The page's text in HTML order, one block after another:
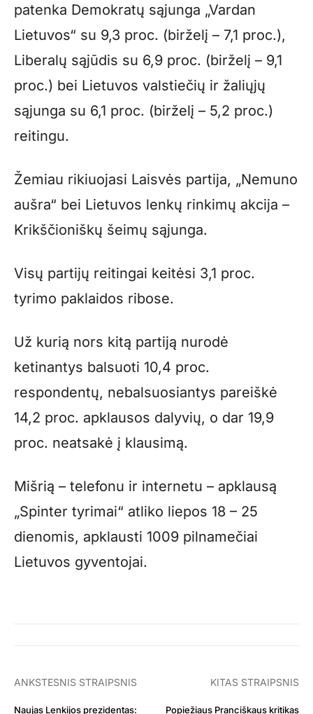
patenka Demokratų sąjunga „Vardan
Lietuvos“ su 9,3 proc. (birželį – 7,1 proc.),
Liberalų sąjūdis su 6,9 proc. (birželį – 9,1
proc.) bei Lietuvos valstiečių ir žaliųjų
sąjunga su 6,1 proc. (birželį – 5,2 proc.)
reitingu.
Žemiau rikiuojasi Laisvės partija, „Nemuno
aušra“ bei Lietuvos lenkų rinkimų akcija –
Krikščioniškų šeimų sąjunga.
Visų partijų reitingai keitėsi 3,1 proc.
tyrimo paklaidos ribose.
Už kurią nors kitą partiją nurodė
ketinantys balsuoti 10,4 proc.
respondentų, nebalsuosiantys pareiškė
14,2 proc. apklausos dalyvių, o dar 19,9
proc. neatsakė į klausimą.
Mišrią – telefonu ir internetu – apklausą
„Spinter tyrimai“ atliko liepos 18 – 25
dienomis, apklausti 1009 pilnamečiai
Lietuvos gyventojai.
ANKSTESNIS STRAIPSNIS
Naujas Lenkijos prezidentas:
KITAS STRAIPSNIS
Popiežiaus Pranciškaus kritikas